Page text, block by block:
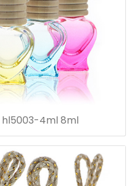
hl5003-4ml 8ml زجاجة عطر السيارة